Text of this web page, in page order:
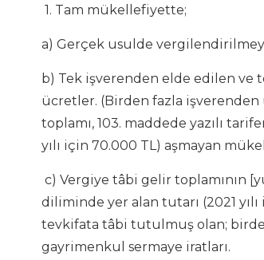
1. Tam mükellefiyette;
a) Gerçek usulde
b) Tek işverenden elde edilen ve
ücretler. (Birden fazla
toplamı, 103. maddede yazılı
yılı için 70.000 TL) aşmayan
c) Vergiye tâbi gelir toplamının
diliminde yer alan tutarı (2021
tevkifata tâbi tutulmuş olan;
gayrimenkul sermaye iratları.